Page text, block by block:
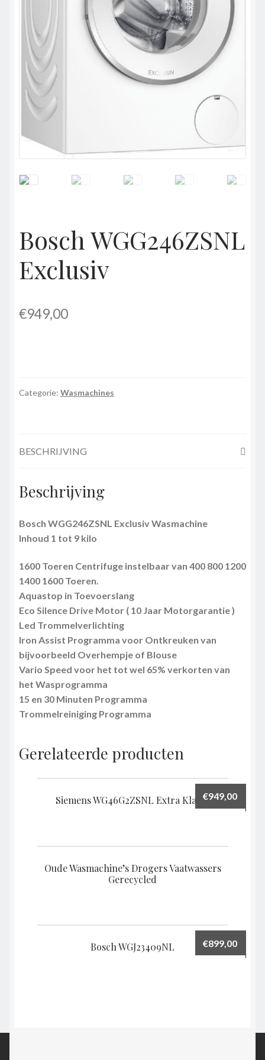
Bosch WGG246ZSNL
Exclusiv
€949,00
Categorie: Wasmachines
BESCHRIJVING
Beschrijving
Bosch WGG246ZSNL Exclusiv Wasmachine
Inhoud 1 tot 9 kilo
1600 Toeren Centrifuge instelbaar van 400 800 1200
1400 1600 Toeren.
Aquastop in Toevoerslang
Eco Silence Drive Motor ( 10 Jaar Motorgarantie )
Led Trommelverlichting
Iron Assist Programma voor Ontkreuken van
bijvoorbeeld Overhempje of Blouse
Vario Speed voor het tot wel 65% verkorten van
het Wasprogramma
15 en 30 Minuten Programma
Trommelreiniging Programma
Gerelateerde producten
Siemens WG46G2ZSNL Extra Klasse
€949,00
Oude Wasmachine’s Drogers Vaatwassers
Gerecycled
Bosch WGJ23409NL €899,00